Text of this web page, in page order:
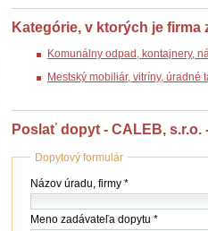
Kategórie, v ktorých je firma
Komunálny odpad, kontajnery,
Mestský mobiliár, vitríny, úradné
Poslať dopyt - CALEB,
Dopytový formulár
Názov
(firmy
/
úradu)
Názov úradu, firmy *
Meno zadávateľa dopytu *